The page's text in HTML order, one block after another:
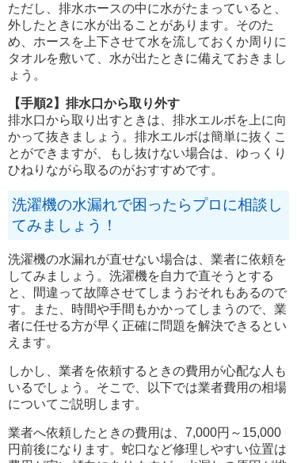
ただし、排水ホースの中に水がたまっていると、
外したときに水が出ることがあります。そのた
め、ホースを上下させて水を流しておくか周りに
タオルを敷いて、水が出たときに備えておきまし
ょう。
【手順2】排水口から取り外す
排水口から取り出すときは、排水エルボを上に向
かって抜きましょう。排水エルボは簡単に抜くこ
とができますが、もし抜けない場合は、ゆっくり
ひねりながら取るのがおすすめです。
洗濯機の水漏れで困ったらプロに相談し
てみましょう！
洗濯機の水漏れが直せない場合は、業者に依頼を
してみましょう。洗濯機を自力で直そうとする
と、間違って故障させてしまうおそれもあるので
す。また、時間や手間もかかってしまうので、業
者に任せる方が早く正確に問題を解決できるとい
えます。
しかし、業者を依頼するときの費用が心配な人も
いるでしょう。そこで、以下では業者費用の相場
についてご説明します。
業者へ依頼したときの費用は、7,000円～15,000
円前後になります。蛇口など修理しやすい位置は